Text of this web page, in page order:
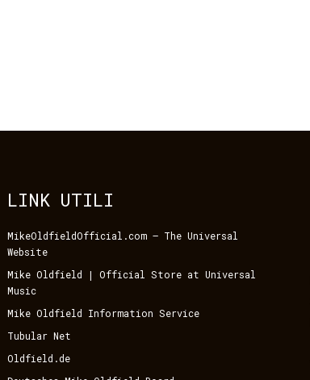
LINK UTILI
MikeOldfieldOfficial.com – The Universal
Website
Mike Oldfield | Official Store at Universal
Music
Mike Oldfield Information Service
Tubular Net
Oldfield.de